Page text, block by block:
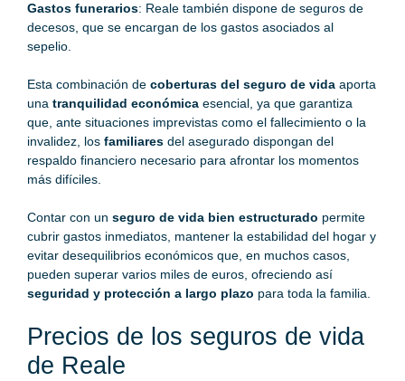
Gastos funerarios: Reale también dispone de seguros de
decesos, que se encargan de los gastos asociados al
sepelio.
Esta combinación de coberturas del seguro de vida aporta
una tranquilidad económica esencial, ya que garantiza
que, ante situaciones imprevistas como el fallecimiento o la
invalidez, los familiares del asegurado dispongan del
respaldo financiero necesario para afrontar los momentos
más difíciles.
Contar con un seguro de vida bien estructurado permite
cubrir gastos inmediatos, mantener la estabilidad del hogar y
evitar desequilibrios económicos que, en muchos casos,
pueden superar varios miles de euros, ofreciendo así
seguridad y protección a largo plazo para toda la familia.
Precios de los seguros de vida
de Reale